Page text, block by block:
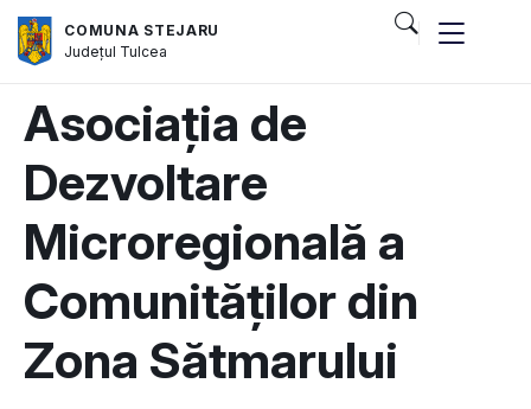
COMUNA STEJARU
Județul Tulcea
Asociația de
Dezvoltare
Microregională a
Comunităților din
Zona Sătmarului